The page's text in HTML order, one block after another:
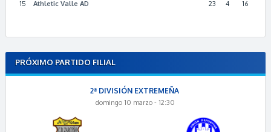
15 Athletic Valle AD 23 4 16
PRÓXIMO PARTIDO FILIAL
2ª DIVISIÓN EXTREMEÑA
domingo 10 marzo - 12:30